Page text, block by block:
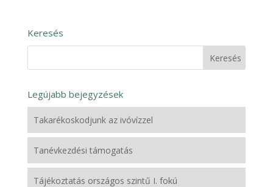
Keresés
Legújabb bejegyzések
Takarékoskodjunk az ivóvízzel
Tanévkezdési támogatás
Tájékoztatás országos szintű I. fokú